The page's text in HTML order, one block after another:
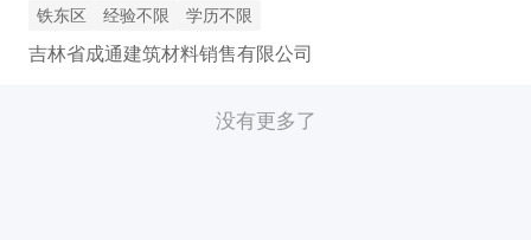
铁东区 经验不限 学历不限
吉林省成通建筑材料销售有限公司
没有更多了